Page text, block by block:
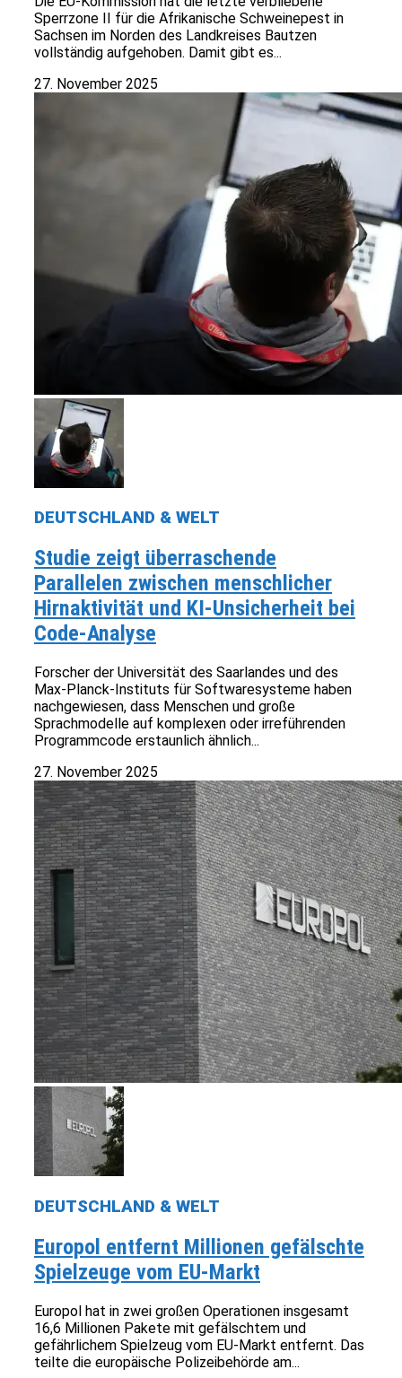
Sperrzone II für die Afrikanische Schweinepest in
Sachsen im Norden des Landkreises Bautzen
vollständig aufgehoben. Damit gibt es...
27. November 2025
DEUTSCHLAND & WELT
Studie zeigt überraschende
Parallelen zwischen menschlicher
Hirnaktivität und KI-Unsicherheit bei
Code-Analyse
Forscher der Universität des Saarlandes und des
Max-Planck-Instituts für Softwaresysteme haben
nachgewiesen, dass Menschen und große
Sprachmodelle auf komplexen oder irreführenden
Programmcode erstaunlich ähnlich...
27. November 2025
DEUTSCHLAND & WELT
Europol entfernt Millionen gefälschte
Spielzeuge vom EU-Markt
Europol hat in zwei großen Operationen insgesamt
16,6 Millionen Pakete mit gefälschtem und
gefährlichem Spielzeug vom EU-Markt entfernt. Das
teilte die europäische Polizeibehörde am...